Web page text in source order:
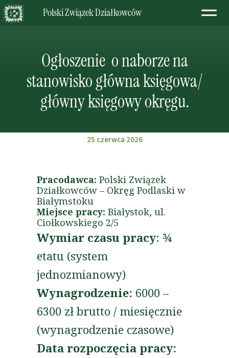
Polski Związek Działkowców
Ogłoszenie o naborze na
stanowisko główna księgowa/
główny księgowy okręgu.
25 czerwca 2026
Pracodawca: Polski Związek
Działkowców – Okręg Podlaski w
Białymstoku
Miejsce pracy: Białystok, ul.
Ciołkowskiego 2/5
Wymiar czasu pracy: ¾
etatu (system
jednozmianowy)
Wynagrodzenie: 6000 –
6300 zł brutto / miesięcznie
(wynagrodzenie czasowe)
Data rozpoczęcia pracy: